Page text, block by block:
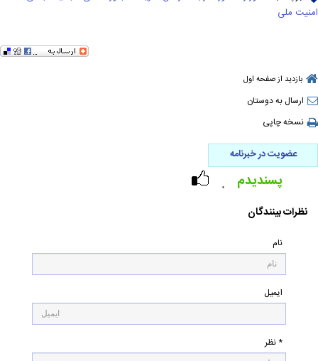
امنیت ملی
بازدید از صفحه اول
ارسال به دوستان
نسخه چاپی
عضویت در خبرنامه
۰ پسندیدم
نظرات بینندگان
نام
ایمیل
* نظر